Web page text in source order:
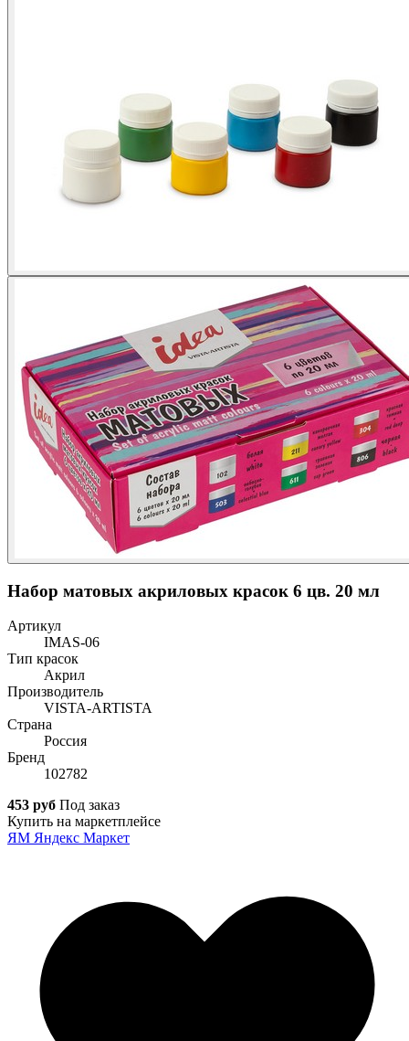
Набор матовых акриловых красок 6 цв. 20 мл
Артикул
IMAS-06
Тип красок
Акрил
Производитель
VISTA-ARTISTA
Страна
Россия
Бренд
102782
453 руб Под заказ
Купить на маркетплейсе
ЯМ Яндекс Маркет